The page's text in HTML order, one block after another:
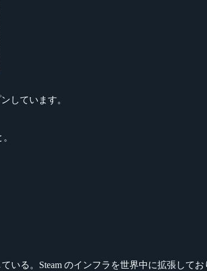
しています。
る。Steam のインフラを世界中に拡張して